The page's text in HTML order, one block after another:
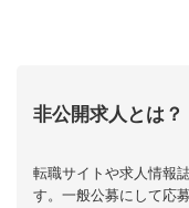
非公開求人とは？
転職サイトや求人情報
す。一般公募にして応